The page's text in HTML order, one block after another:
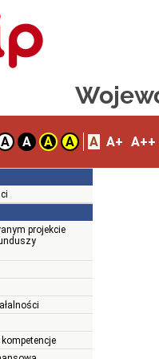
A A A A A A+ A++
projekcie